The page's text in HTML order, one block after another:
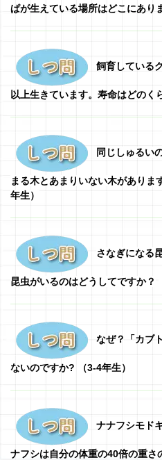
ぱが生えている場所はどこにあり
飼育している
以上生きています。寿命はどのく
同じしゅるい
まる木とあまりいない木がありま
年生）
さなぎになる
昆虫がいるのはどうしてですか？
なぜ？「カブ
ないのですか? （3-4年生）
ナナフシモド
ナフシは自分の体重の40倍の重さ